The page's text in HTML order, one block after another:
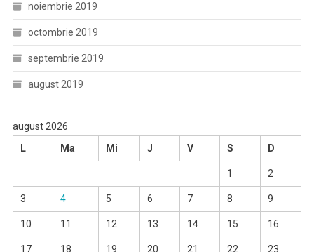
noiembrie 2019
octombrie 2019
septembrie 2019
august 2019
august 2026
L
Ma Mi J V S D
1 2
3 4 5 6 7 8 9
10 11 12 13 14 15 16
17 18 19 20 21 22 23